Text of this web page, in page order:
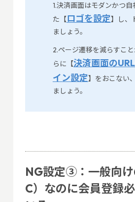
1.決済画面はモダンかつ
た【ロゴを設定】し、
ましょう。
2.ページ遷移を減らすこ
らに【決済画面の
イン設定】をおこない
ましょう。
NG設定③：一般向
C）なのに会員登録